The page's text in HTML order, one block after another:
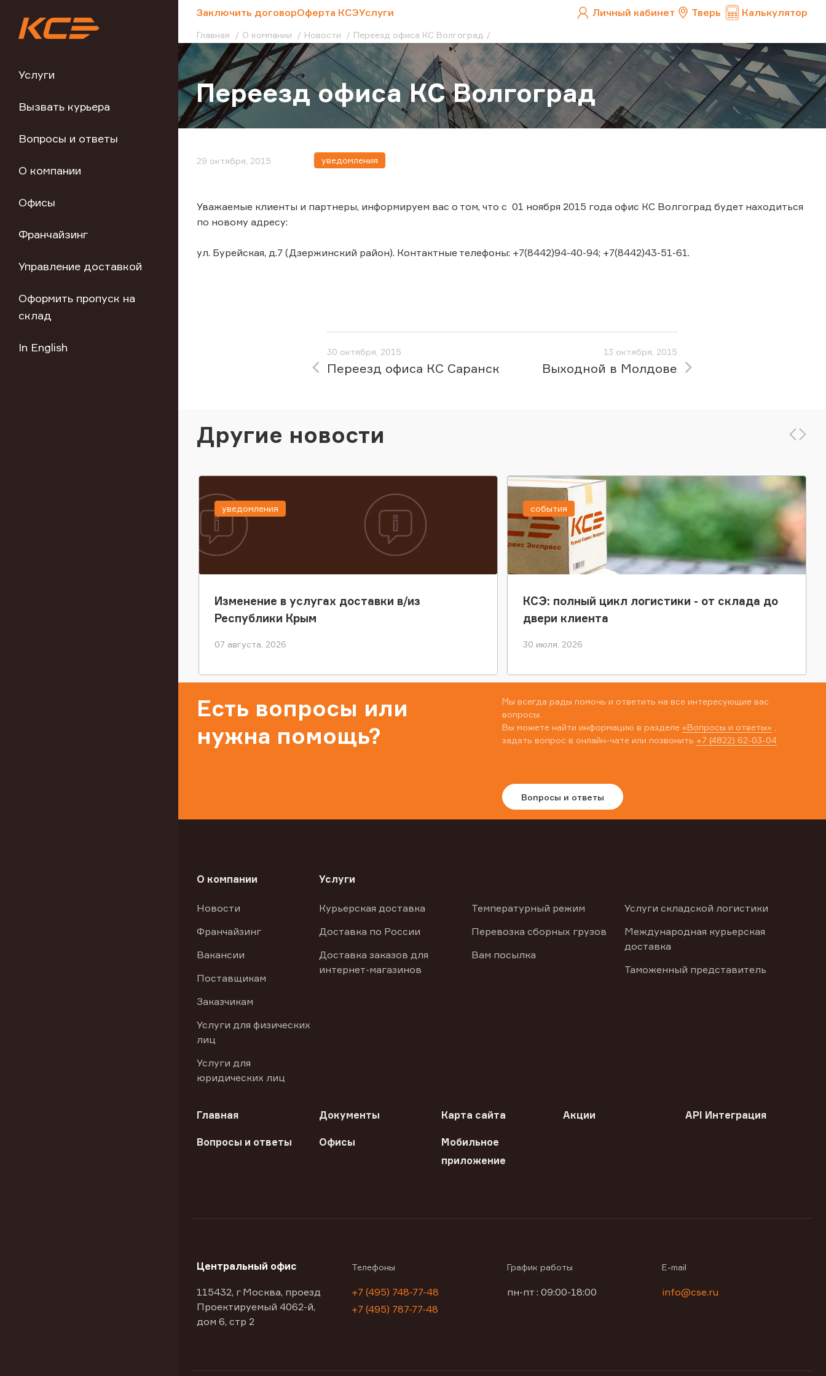
Услуги
Вызвать курьера
Вопросы и ответы
О компании
Офисы
Франчайзинг
Управление доставкой
Оформить пропуск на
склад
In English
Заключить договорОферта КСЭУслуги Личный кабинет Тверь Калькулятор
Главная О компании Новости Переезд офиса КС Волгоград
Переезд офиса КС Волгоград
29 октября, 2015 уведомления
Уважаемые клиенты и партнеры, информируем вас о том, что с 01 ноября 2015 года офис КС Волгоград будет находиться
по новому адресу:
ул. Бурейская, д.7 (Дзержинский район). Контактные телефоны: +7(8442)94-40-94; +7(8442)43-51-61.
30 октября, 2015
Переезд офиса КС Саранск
13 октября, 2015
Выходной в Молдове
Другие новости
Изменение в услугах доставки в/из
Республики Крым
07 августа, 2026
уведомления
КСЭ: полный цикл логистики - от склада до
двери клиента
30 июля, 2026
события
Есть вопросы или
нужна помощь?
Мы всегда рады помочь и ответить на все интересующие вас
вопросы.
Вы можете найти информацию в разделе «Вопросы и ответы»
задать вопрос в онлайн-чате или позвонить +7 (4822) 62-03-04
Вопросы и ответы
О компании
Новости
Франчайзинг
Вакансии
Поставщикам
Заказчикам
Услуги для физических
лиц
Услуги для
юридических лиц
Услуги
Курьерская доставка
Доставка по России
Доставка заказов для
интернет-магазинов
Температурный режим
Перевозка сборных грузов
Вам посылка
Услуги складской логистики
Международная курьерская
доставка
Таможенный представитель
Главная Документы Карта сайта Акции API Интеграция
Вопросы и ответы Офисы
Мобильное
приложение
Центральный офис
115432, г Москва, проезд
Проектируемый 4062-й,
дом 6, стр 2
Телефоны
+7 (495) 748-77-48
+7 (495) 787-77-48
График работы
пн-пт : 09:00-18:00
E-mail
info@cse.ru